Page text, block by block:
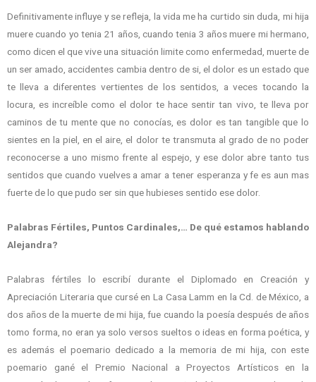
Definitivamente influye y se refleja, la vida me ha curtido sin duda, mi hija
muere cuando yo tenia 21 años, cuando tenia 3 años muere mi hermano,
como dicen el que vive una situación limite como enfermedad, muerte de
un ser amado, accidentes cambia dentro de si, el dolor es un estado que
te lleva a diferentes vertientes de los sentidos, a veces tocando la
locura, es increíble como el dolor te hace sentir tan vivo, te lleva por
caminos de tu mente que no conocías, es dolor es tan tangible que lo
sientes en la piel, en el aire, el dolor te transmuta al grado de no poder
reconocerse a uno mismo frente al espejo, y ese dolor abre tanto tus
sentidos que cuando vuelves a amar a tener esperanza y fe es aun mas
fuerte de lo que pudo ser sin que hubieses sentido ese dolor.
Palabras Fértiles, Puntos Cardinales,… De qué estamos hablando
Alejandra?
Palabras fértiles lo escribí durante el Diplomado en Creación y
Apreciación Literaria que cursé en La Casa Lamm en la Cd. de México, a
dos años de la muerte de mi hija, fue cuando la poesía después de años
tomo forma, no eran ya solo versos sueltos o ideas en forma poética, y
es además el poemario dedicado a la memoria de mi hija, con este
poemario gané el Premio Nacional a Proyectos Artísticos en la